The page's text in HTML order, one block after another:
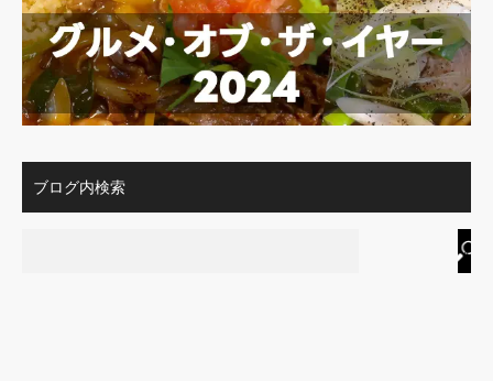
ブログ内検索